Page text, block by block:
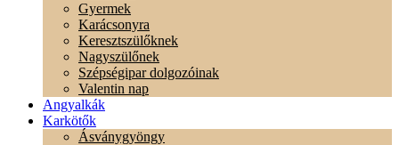
Gyermek
Karácsonyra
Keresztszülőknek
Nagyszülőnek
Szépségipar dolgozóinak
Valentin nap
Angyalkák
Karkötők
Ásványgyöngy